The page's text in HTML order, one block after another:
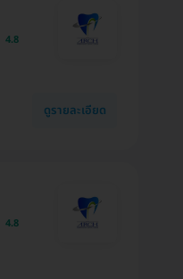
4.8
ดูรายละเอียด
4.8